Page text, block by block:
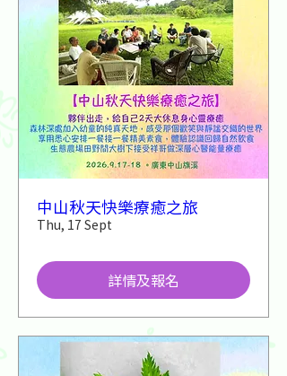
中山秋天快樂療癒之旅
Thu, 17 Sept
詳情及報名